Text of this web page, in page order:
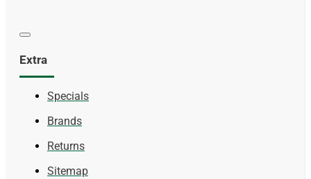
Extra
Specials
Brands
Returns
Sitemap